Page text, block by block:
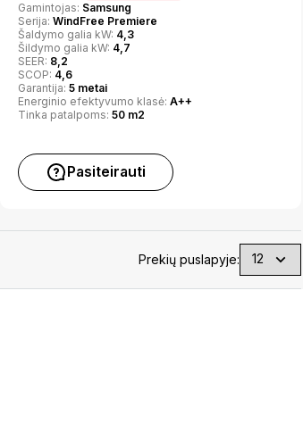
Gamintojas: Samsung
Serija: WindFree Premiere
Šaldymo galia kW: 4,3
Šildymo galia kW: 4,7
SEER: 8,2
SCOP: 4,6
Garantija: 5 metai
Energinio efektyvumo klasė: A++
Tinka patalpoms: 50 m2
Pasiteirauti
Prekių puslapyje: